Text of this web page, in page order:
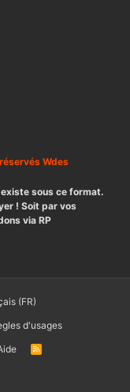
Wdes
sous ce format.
! Soit par vos
via RP
(FR)
d'usages
R